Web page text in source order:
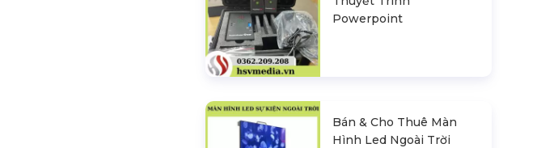
Powerpoint
Bán & Cho Thuê Màn
Hình Led Ngoài Trời